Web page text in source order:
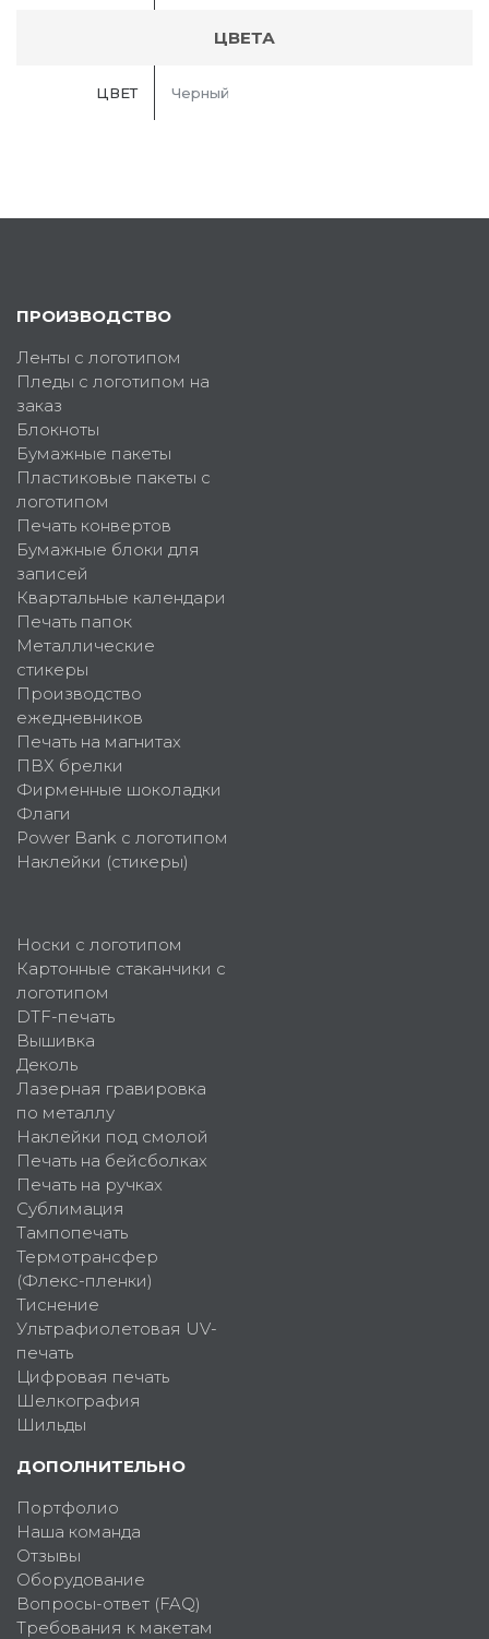
ЦВЕТА
ЦВЕТ Черный
ПРОИЗВОДСТВО
Ленты с логотипом
Пледы с логотипом на
заказ
Блокноты
Бумажные пакеты
Пластиковые пакеты с
логотипом
Печать конвертов
Бумажные блоки для
записей
Квартальные календари
Печать папок
Металлические
стикеры
Производство
ежедневников
Печать на магнитах
ПВХ брелки
Фирменные шоколадки
Флаги
Power Bank с логотипом
Наклейки (стикеры)
Носки с логотипом
Картонные стаканчики с
логотипом
DTF-печать
Вышивка
Деколь
Лазерная гравировка
по металлу
Наклейки под смолой
Печать на бейсболках
Печать на ручках
Сублимация
Тампопечать
Термотрансфер
(Флекс-пленки)
Тиснение
Ультрафиолетовая UV-
печать
Цифровая печать
Шелкография
Шильды
ДОПОЛНИТЕЛЬНО
Портфолио
Наша команда
Отзывы
Оборудование
Вопросы-ответ (FAQ)
Требования к макетам